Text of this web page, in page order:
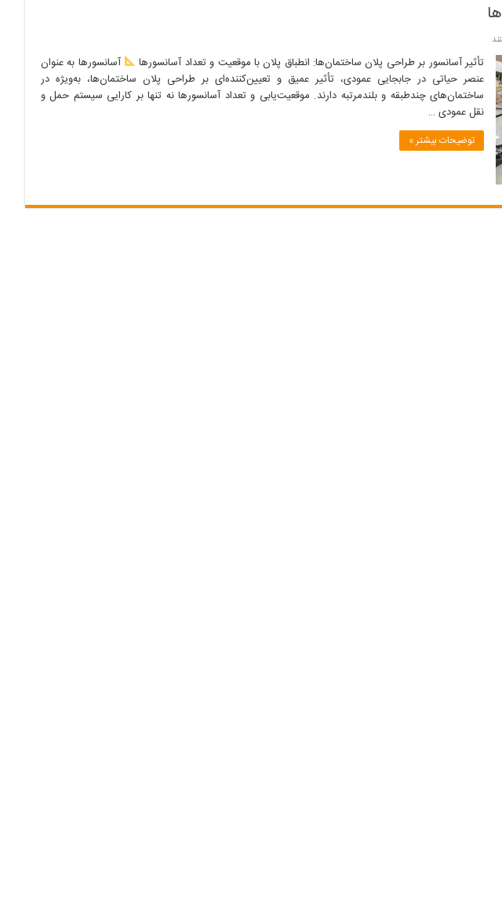
تأثیر آسانسور بر طراحی پلان ساختمان‌ها: انطباق پلان با موقعیت و تعداد آسانسورها
آسانسورها به عنوان
عنصر حیاتی در جابجایی عمودی، تأثیر عمیق و تعیین‌کننده‌ای بر طراحی پلان ساختمان‌ها، به‌ویژه در
ساختمان‌های چندطبقه و بلندمرتبه دارند. موقعیت‌یابی و تعداد آسانسورها نه تنها بر کارایی سیستم حمل و
نقل عمودی …
توضیحات بیشتر »